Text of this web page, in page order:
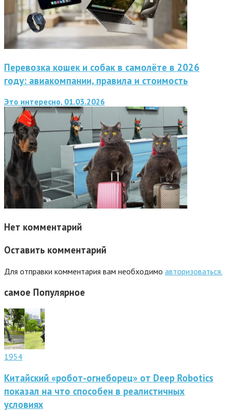
Перевозка кошек и собак в самолёте в 2026
году: авиакомпании, правила и стоимость
Это интересно, 01.03.2026
Нет комментарий
Оставить комментарий
Для отправки комментария вам необходимо авторизоваться.
самое Популярное
1954
Китайский «робот-огнеборец» от Deep Robotics
показал на что способен в реалистичных
условиях